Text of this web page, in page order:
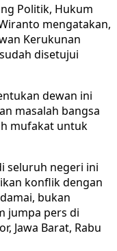
Politik, Hukum
‎mengatakan,
Kerukunan
disetujui
dewan ini
masalah bangsa
mufakat untuk
seluruh negeri ini
konflik dengan
bukan
jumpa pers di
Jawa Barat, Rabu